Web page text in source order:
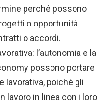
perché possono
o opportunità
o accordi.
l’autonomia e la
possono portare
lavorativa, poiché gli
lavoro in linea con i loro